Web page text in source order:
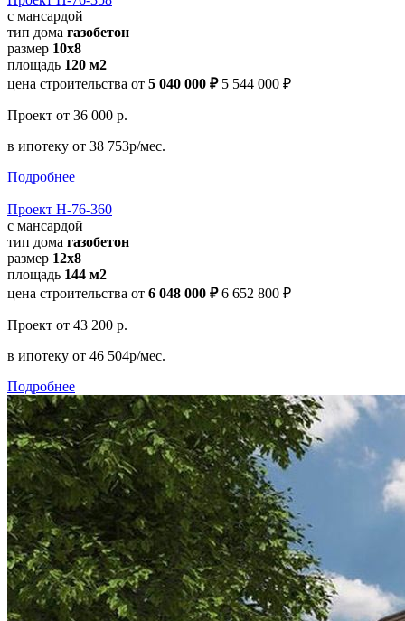
с мансардой
тип дома газобетон
размер 10x8
площадь 120 м2
цена строительства от 5 040 000 ₽ 5 544 000 ₽
Проект от 36 000 р.
в ипотеку от 38 753р/мес.
Подробнее
Проект Н-76-360
с мансардой
тип дома газобетон
размер 12x8
площадь 144 м2
цена строительства от 6 048 000 ₽ 6 652 800 ₽
Проект от 43 200 р.
в ипотеку от 46 504р/мес.
Подробнее